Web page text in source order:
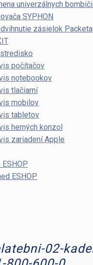
univerzálnych
SYPHON
zásielok Packeta
počítačov
notebookov
tlačiarní
mobilov
tabletov
herných konzol
zariadení Apple
ESHOP
02-